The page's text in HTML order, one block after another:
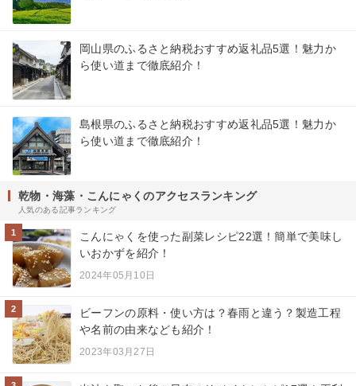
岡山県のふるさと納税おすすめ返礼品5選！魅力か
ら使い道まで徹底紹介！
島根県のふるさと納税おすすめ返礼品5選！魅力か
ら使い道まで徹底紹介！
乾物・海藻・こんにゃくのアクセスランキング
人気のある記事ランキング
1
こんにゃくを使った副菜レシピ22選！簡単で美味し
いおかずを紹介！
2024年05月10日
2
ビーフンの原料・使い方は？春雨と違う？製造工程
や名前の由来なども紹介！
2023年03月27日